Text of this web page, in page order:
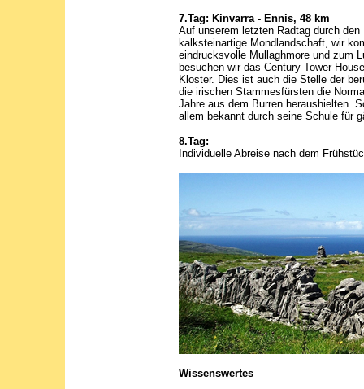
7.Tag: Kinvarra - Ennis, 48 km
Auf unserem letzten Radtag durch
kalksteinartige Mondlandschaft, wir
eindrucksvolle Mullaghmore und zum
besuchen wir das Century Tower
Kloster. Dies ist auch die Stelle der
die irischen Stammesfürsten die
Jahre aus dem Burren heraushielten.
allem bekannt durch seine Schule für
8.Tag:
Individuelle Abreise nach dem
Wissenswertes